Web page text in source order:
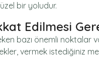
bir yoludur.
Edilmesi
bazı önemli noktalar
vermek istediğiniz